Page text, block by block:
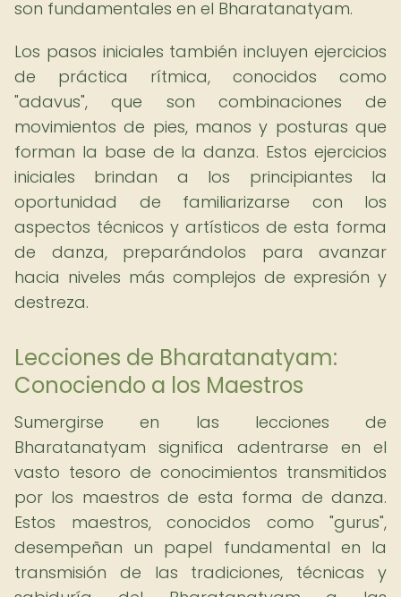
son fundamentales en el Bharatanatyam.
Los pasos iniciales también incluyen ejercicios
de práctica rítmica, conocidos como
"adavus", que son combinaciones de
movimientos de pies, manos y posturas que
forman la base de la danza. Estos ejercicios
iniciales brindan a los principiantes la
oportunidad de familiarizarse con los
aspectos técnicos y artísticos de esta forma
de danza, preparándolos para avanzar
hacia niveles más complejos de expresión y
destreza.
Lecciones de Bharatanatyam:
Conociendo a los Maestros
Sumergirse en las lecciones de
Bharatanatyam significa adentrarse en el
vasto tesoro de conocimientos transmitidos
por los maestros de esta forma de danza.
Estos maestros, conocidos como "gurus",
desempeñan un papel fundamental en la
transmisión de las tradiciones, técnicas y